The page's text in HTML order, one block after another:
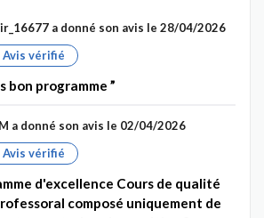
a donné son avis le 28/04/2026
Avis vérifié
bon programme
a donné son avis le 02/04/2026
Avis vérifié
d'excellence Cours de qualité
composé uniquement de